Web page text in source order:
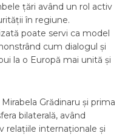
țări având un rol activ
în regiune.
poate servi ca model
cum dialogul și
la o Europă mai unită și
Grădinaru și prima
bilaterală, având
relațiile internaționale și